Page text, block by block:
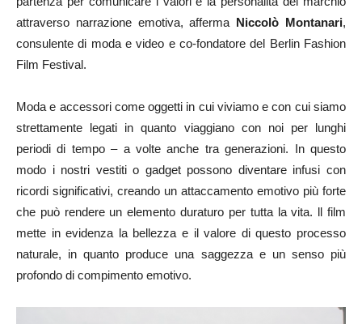
attraverso narrazione emotiva, afferma Niccolò Montanari,
consulente di moda e video e co-fondatore del Berlin Fashion
Film Festival.
Moda e accessori come oggetti in cui viviamo e con cui siamo
strettamente legati in quanto viaggiano con noi per lunghi
periodi di tempo – a volte anche tra generazioni. In questo
modo i nostri vestiti o gadget possono diventare infusi con
ricordi significativi, creando un attaccamento emotivo più forte
che può rendere un elemento duraturo per tutta la vita. ll film
mette in evidenza la bellezza e il valore di questo processo
naturale, in quanto produce una saggezza e un senso più
profondo di compimento emotivo.